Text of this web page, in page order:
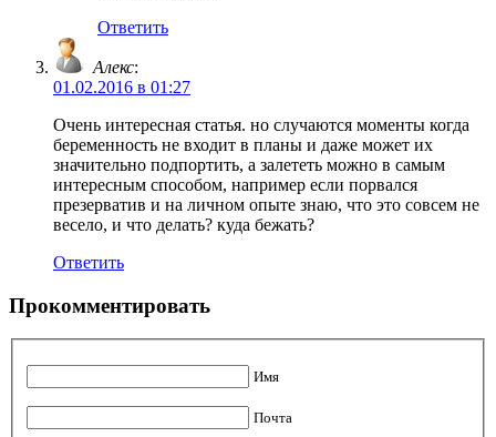
Ответить
Алекс:
01.02.2016 в 01:27
Очень интересная статья. но случаются моменты когда
беременность не входит в планы и даже может их
значительно подпортить, а залететь можно в самым
интересным способом, например если порвался
презерватив и на личном опыте знаю, что это совсем не
весело, и что делать? куда бежать?
Ответить
Прокомментировать
Имя
Почта